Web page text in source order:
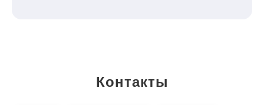
Контакты